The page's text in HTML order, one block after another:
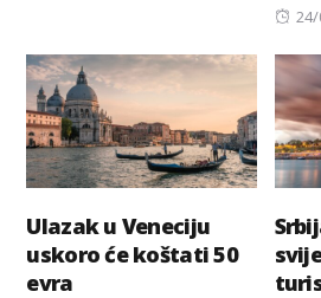
Ulazak u Veneciju
uskoro će koštati 50
evra